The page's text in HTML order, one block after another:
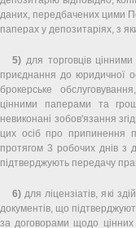
даних, передбачених цими
паперах у депозитаріях, з
5) для торговців
приєднання до юридичної
брокерське
цінними паперами та
невиконані зобов'язання
цих осіб про припинення
протягом 3 робочих днів з
підтверджують передачу
6) для ліцензіатів, які
документів, що
за договорами щодо цінних